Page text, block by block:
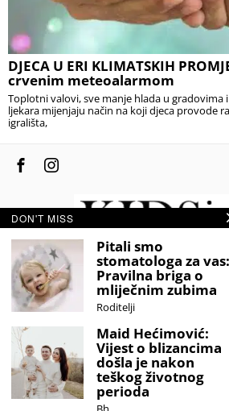
DJECA U ERI KLIMATSKIH
crvenim meteoalarmom
Toplotni valovi, sve manje hlada u gradovima
ljekara mijenjaju način na koji djeca provode
igrališta,
© 2020 -
Sva prava zadržana. Zabranjeno
Developed by Amar
IZAŠAO JE NOVI MAGAZIN!
DON'T MISS
Pitali smo
stomatologa za vas:
Pravilna briga o
mliječnim zubima
Roditelji
Maid Hećimović:
Vijest o blizancima
došla je nakon
teškog životnog
perioda